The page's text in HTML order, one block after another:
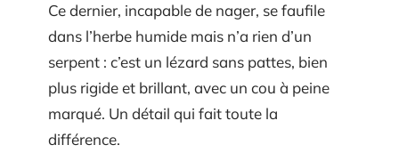
Ce dernier, incapable de nager, se faufile
dans l’herbe humide mais n’a rien d’un
serpent : c’est un lézard sans pattes, bien
plus rigide et brillant, avec un cou à peine
marqué. Un détail qui fait toute la
différence.